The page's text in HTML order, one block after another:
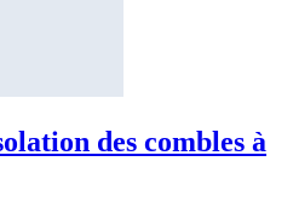
des combles à